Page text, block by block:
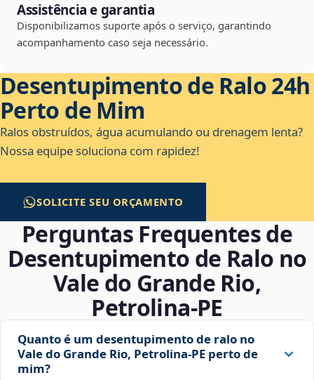
Assistência e garantia
Disponibilizamos suporte após o serviço, garantindo
acompanhamento caso seja necessário.
Desentupimento de Ralo 24h
Perto de Mim
Ralos obstruídos, água acumulando ou drenagem lenta?
Nossa equipe soluciona com rapidez!
SOLICITE SEU ORÇAMENTO
Perguntas Frequentes de
Desentupimento de Ralo no
Vale do Grande Rio,
Petrolina‑PE
Quanto é um desentupimento de ralo no
Vale do Grande Rio, Petrolina‑PE perto de
mim?